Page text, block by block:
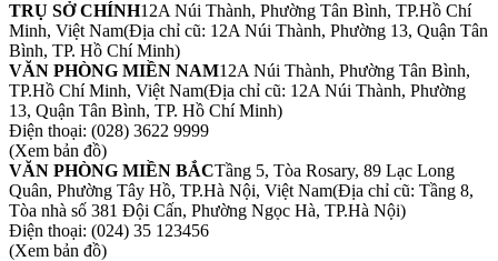
TRỤ SỞ CHÍNH12A Núi Thành, Phường Tân Bình, TP.Hồ Chí
Minh, Việt Nam(Địa chỉ cũ: 12A Núi Thành, Phường 13, Quận Tân
Bình, TP. Hồ Chí Minh)
VĂN PHÒNG MIỀN NAM12A Núi Thành, Phường Tân Bình,
TP.Hồ Chí Minh, Việt Nam(Địa chỉ cũ: 12A Núi Thành, Phường
13, Quận Tân Bình, TP. Hồ Chí Minh)
Điện thoại: (028) 3622 9999
(Xem bản đồ)
VĂN PHÒNG MIỀN BẮCTầng 5, Tòa Rosary, 89 Lạc Long
Quân, Phường Tây Hồ, TP.Hà Nội, Việt Nam(Địa chỉ cũ: Tầng 8,
Tòa nhà số 381 Đội Cấn, Phường Ngọc Hà, TP.Hà Nội)
Điện thoại: (024) 35 123456
(Xem bản đồ)